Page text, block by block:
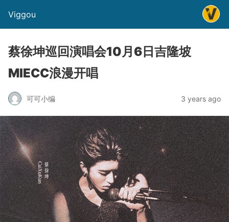
Viggou
蔡徐坤巡回演唱会10月6日吉隆坡
MIECC浪漫开唱
可可小编 3 years ago